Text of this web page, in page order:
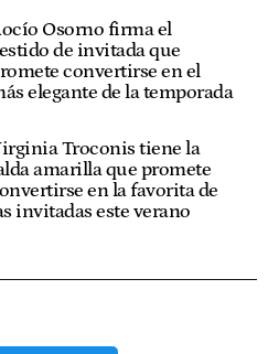
Osorno firma el
de invitada que
convertirse en el
elegante de la temporada
Troconis tiene la
amarilla que promete
en la favorita de
invitadas este verano